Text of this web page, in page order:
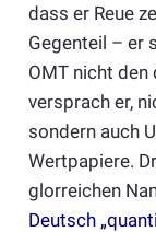
dass er Reue
Gegenteil – er
OMT nicht
versprach er,
sondern auch
Wertpapiere.
glorreichen
Deutsch